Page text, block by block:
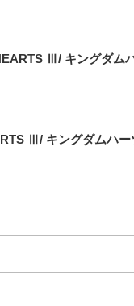
Ⅲ/ キングダム
Ⅲ/ キングダムハー